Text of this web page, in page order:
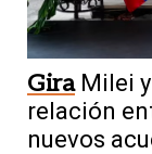
Gira Milei
relación
nuevos